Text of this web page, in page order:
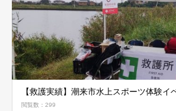
【救護実績】潮来市水上スポーツ体験イ
閲覧数：299